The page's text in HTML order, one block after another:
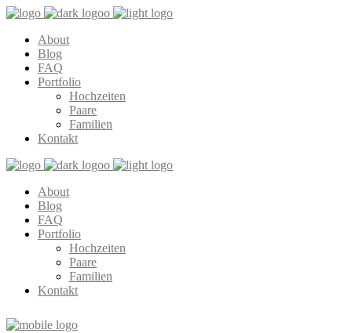
About
Blog
FAQ
Portfolio
Hochzeiten
Paare
Familien
Kontakt
About
Blog
FAQ
Portfolio
Hochzeiten
Paare
Familien
Kontakt